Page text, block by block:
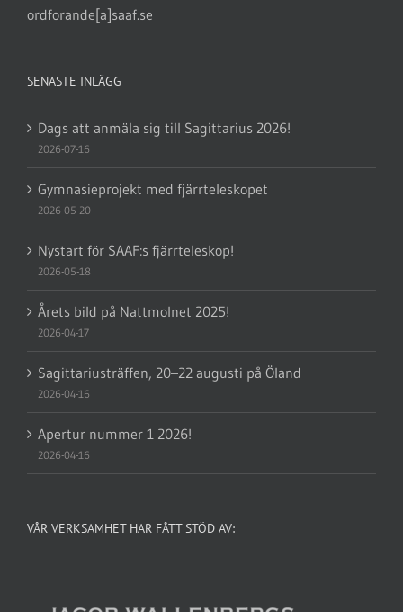
ordforande[a]saaf.se
SENASTE INLÄGG
Dags att anmäla sig till Sagittarius 2026!
2026-07-16
Gymnasieprojekt med fjärrteleskopet
2026-05-20
Nystart för SAAF:s fjärrteleskop!
2026-05-18
Årets bild på Nattmolnet 2025!
2026-04-17
Sagittariusträffen, 20–22 augusti på Öland
2026-04-16
Apertur nummer 1 2026!
2026-04-16
VÅR VERKSAMHET HAR FÅTT STÖD AV: